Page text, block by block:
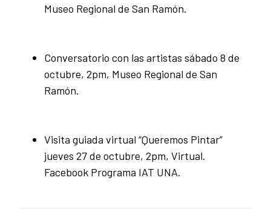
Museo Regional de San Ramón.
Conversatorio con las artistas sábado 8 de
octubre, 2pm, Museo Regional de San
Ramón.
Visita guiada virtual “Queremos Pintar”
jueves 27 de octubre, 2pm, Virtual.
Facebook Programa IAT UNA.